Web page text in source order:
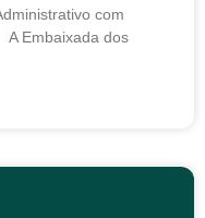
com
Embaixada dos